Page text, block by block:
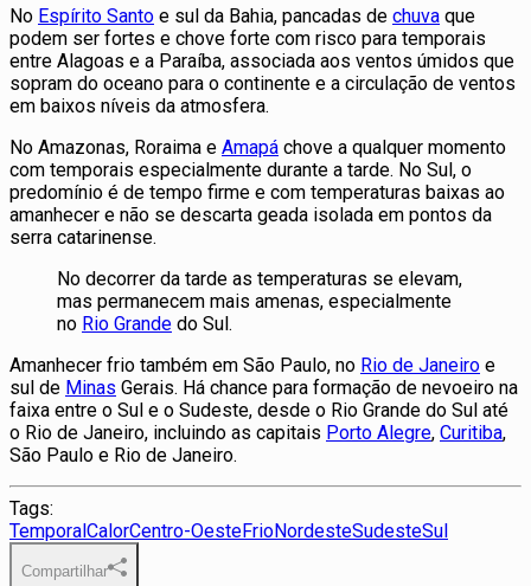
No Espírito Santo e sul da Bahia, pancadas de chuva que
podem ser fortes e chove forte com risco para temporais
entre Alagoas e a Paraíba, associada aos ventos úmidos que
sopram do oceano para o continente e a circulação de ventos
em baixos níveis da atmosfera.
No Amazonas, Roraima e Amapá chove a qualquer momento
com temporais especialmente durante a tarde. No Sul, o
predomínio é de tempo firme e com temperaturas baixas ao
amanhecer e não se descarta geada isolada em pontos da
serra catarinense.
No decorrer da tarde as temperaturas se elevam,
mas permanecem mais amenas, especialmente
no Rio Grande do Sul.
Amanhecer frio também em São Paulo, no Rio de Janeiro e
sul de Minas Gerais. Há chance para formação de nevoeiro na
faixa entre o Sul e o Sudeste, desde o Rio Grande do Sul até
o Rio de Janeiro, incluindo as capitais Porto Alegre, Curitiba,
São Paulo e Rio de Janeiro.
Tags:
TemporalCalorCentro-OesteFrioNordesteSudesteSul
Compartilhar